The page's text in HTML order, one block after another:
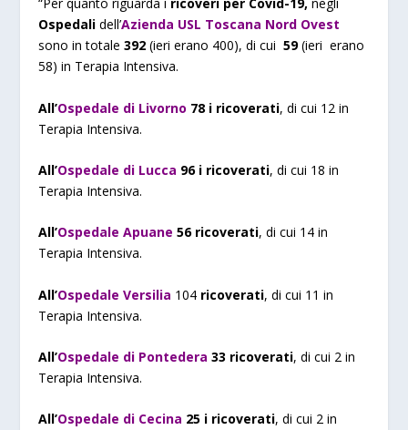
Ospedalidell’Azienda USL Toscana Nord Ovest
sono in totale 392 (ieri erano 400), di cui59 (ieri erano
58) in Terapia Intensiva.
All’Ospedale di Livorno 78 i ricoverati, di cui 12 in
Terapia Intensiva.
All’Ospedale di Lucca 96 i ricoverati, di cui 18 in
Terapia Intensiva.
All’Ospedale Apuane56 ricoverati, di cui 14 in
Terapia Intensiva.
All’Ospedale Versilia 104 ricoverati, di cui 11 in
Terapia Intensiva.
All’Ospedale di Pontedera 33 ricoverati, di cui 2 in
Terapia Intensiva.
All’Ospedale di Cecina 25 i ricoverati, di cui 2 in